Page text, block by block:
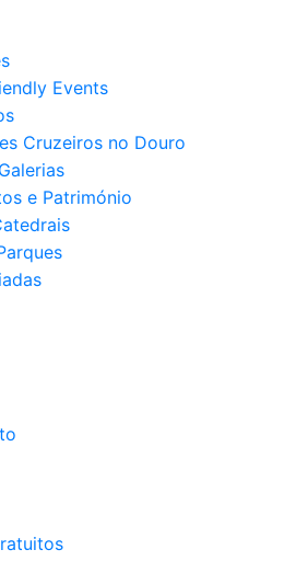
Events
Cruzeiros no Douro​
e Património